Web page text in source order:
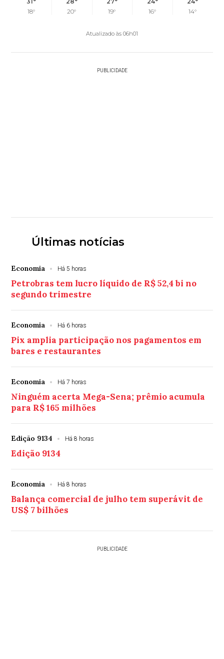
18°
20°
19°
16°
14°
Atualizado às 06h01
PUBLICIDADE
Últimas notícias
Economia Há 5 horas
Petrobras tem lucro líquido de R$ 52,4 bi no
segundo trimestre
Economia Há 6 horas
Pix amplia participação nos pagamentos em
bares e restaurantes
Economia Há 7 horas
Ninguém acerta Mega-Sena; prêmio acumula
para R$ 165 milhões
Edição 9134 Há 8 horas
Edição 9134
Economia Há 8 horas
Balança comercial de julho tem superávit de
US$ 7 bilhões
PUBLICIDADE